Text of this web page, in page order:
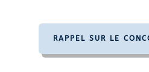
RAPPEL SUR LE